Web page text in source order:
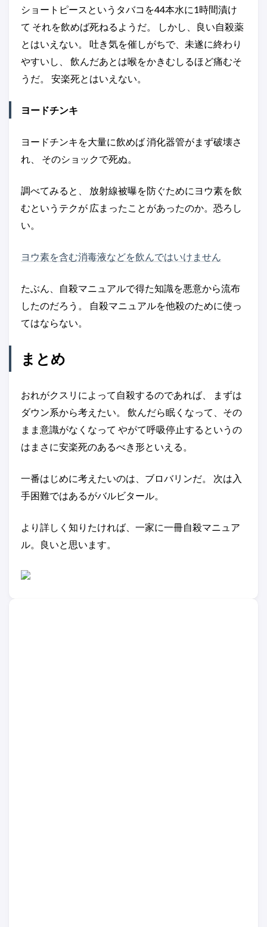
ショートピースというタバコを44本水に1時間漬け
て それを飲めば死ねるようだ。 しかし、良い自殺薬
とはいえない。 吐き気を催しがちで、未遂に終わり
やすいし、 飲んだあとは喉をかきむしるほど痛むそ
うだ。 安楽死とはいえない。
ヨードチンキ
ヨードチンキを大量に飲めば 消化器管がまず破壊さ
れ、 そのショックで死ぬ。
調べてみると、 放射線被曝を防ぐためにヨウ素を飲
むというテクが 広まったことがあったのか。恐ろし
い。
ヨウ素を含む消毒液などを飲んではいけません
たぶん、自殺マニュアルで得た知識を悪意から流布
したのだろう。 自殺マニュアルを他殺のために使っ
てはならない。
まとめ
おれがクスリによって自殺するのであれば、 まずは
ダウン系から考えたい。 飲んだら眠くなって、その
まま意識がなくなって やがて呼吸停止するというの
はまさに安楽死のあるべき形といえる。
一番はじめに考えたいのは、ブロバリンだ。 次は入
手困難ではあるがバルビタール。
より詳しく知りたければ、一家に一冊自殺マニュア
ル。良いと思います。